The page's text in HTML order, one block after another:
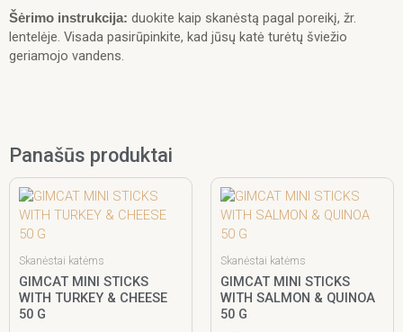
Šėrimo instrukcija: duokite kaip skanėstą pagal poreikį, žr.
lentelėje. Visada pasirūpinkite, kad jūsų katė turėtų šviežio
geriamojo vandens.
Panašūs produktai
Skanėstai katėms
GIMCAT MINI STICKS
WITH TURKEY & CHEESE
50 G
Skanėstai katėms
GIMCAT MINI STICKS
WITH SALMON & QUINOA
50 G